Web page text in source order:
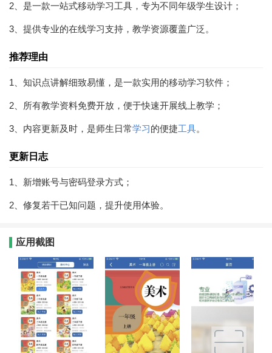
2、是一款一站式移动学习工具，专为不同年级学生设计；
3、提供专业的在线学习支持，教学资源覆盖广泛。
推荐理由
1、知识点讲解细致易懂，是一款实用的移动学习软件；
2、所有教学资料免费开放，便于快速开展线上教学；
3、内容更新及时，是师生日常学习的便捷工具。
更新日志
1、新增账号与密码登录方式；
2、修复若干已知问题，提升使用体验。
应用截图